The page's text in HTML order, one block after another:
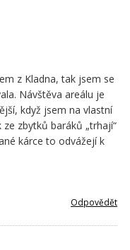
z Kladna, tak jsem se
Návštěva areálu je
když jsem na vlastní
zbytků baráků „trhají“
kárce to odvážejí k
Odpovědět